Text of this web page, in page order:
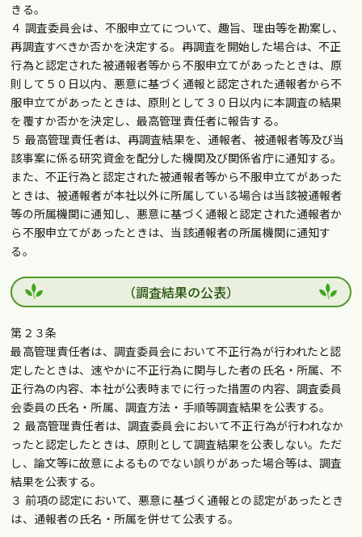
きる。
４ 調査委員会は、不服申立てについて、趣旨、理由等を勘案し、
再調査すべきか否かを決定する。再調査を開始した場合は、不正
行為と認定された被通報者等から不服申立てがあったときは、原
則して５０日以内、悪意に基づく通報と認定された通報者から不
服申立てがあったときは、原則として３０日以内に本調査の結果
を覆すか否かを決定し、最高管理責任者に報告する。
５ 最高管理責任者は、再調査結果を、通報者、被通報者等及び当
該事案に係る研究資金を配分した機関及び関係省庁に通知する。
また、不正行為と認定された被通報者等から不服申立てがあった
ときは、被通報者が本社以外に所属している場合は当該被通報者
等の所属機関に通知し、悪意に基づく通報と認定された通報者か
ら不服申立てがあったときは、当該通報者の所属機関に通知す
る。
（調査結果の公表）
第２３条
最高管理責任者は、調査委員会において不正行為が行われたと認
定したときは、速やかに不正行為に関与した者の氏名・所属、不
正行為の内容、本社が公表時までに行った措置の内容、調査委員
会委員の氏名・所属、調査方法・手順等調査結果を公表する。
２ 最高管理責任者は、調査委員会において不正行為が行われなか
ったと認定したときは、原則として調査結果を公表しない。ただ
し、論文等に故意によるものでない誤りがあった場合等は、調査
結果を公表する。
３ 前項の認定において、悪意に基づく通報との認定があったとき
は、通報者の氏名・所属を併せて公表する。